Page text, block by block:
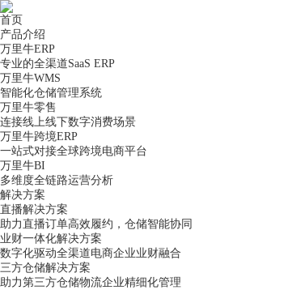
首页
产品介绍
万里牛ERP
专业的全渠道SaaS ERP
万里牛WMS
智能化仓储管理系统
万里牛零售
连接线上线下数字消费场景
万里牛跨境ERP
一站式对接全球跨境电商平台
万里牛BI
多维度全链路运营分析
解决方案
直播解决方案
助力直播订单高效履约，仓储智能协同
业财一体化解决方案
数字化驱动全渠道电商企业业财融合
三方仓储解决方案
助力第三方仓储物流企业精细化管理